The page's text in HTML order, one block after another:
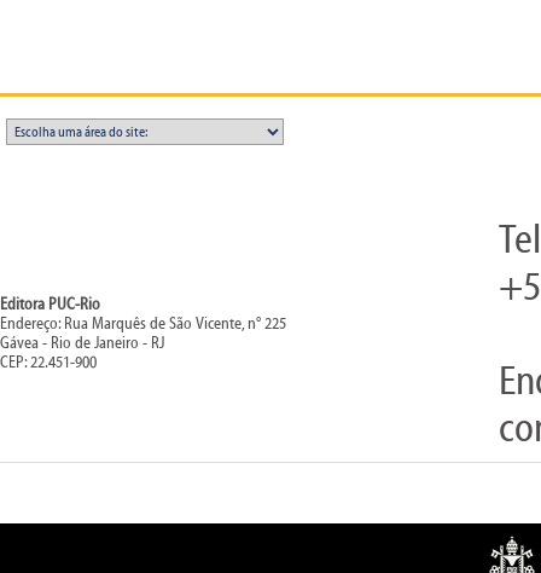
Editora PUC-Rio
Endereço: Rua Marquês de São Vicente, n° 225
Gávea - Rio de Janeiro - RJ
CEP: 22.451-900